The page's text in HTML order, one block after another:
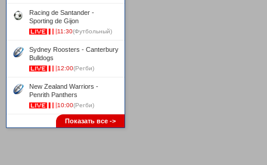
Racing de Santander -
Sporting de Gijon
11:30(Футбольный)
Sydney Roosters - Canterbury
Bulldogs
12:00(Регби)
New Zealand Warriors -
Penrith Panthers
10:00(Регби)
Показать все ->